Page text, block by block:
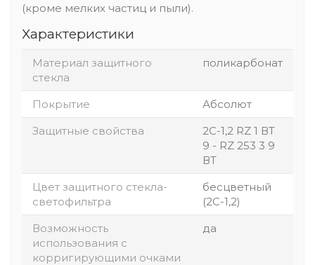
(кроме мелких частиц и пыли).
Характеристики
Материал защитного
стекла
поликарбонат
Покрытие
Абсолют
Защитные свойства
2С-1,2 RZ 1 ВT
9 - RZ 253 3 9
ВT
Цвет защитного стекла-
светофильтра
бесцветный
(2С-1,2)
Возможность
использования с
корригирующими очками
да